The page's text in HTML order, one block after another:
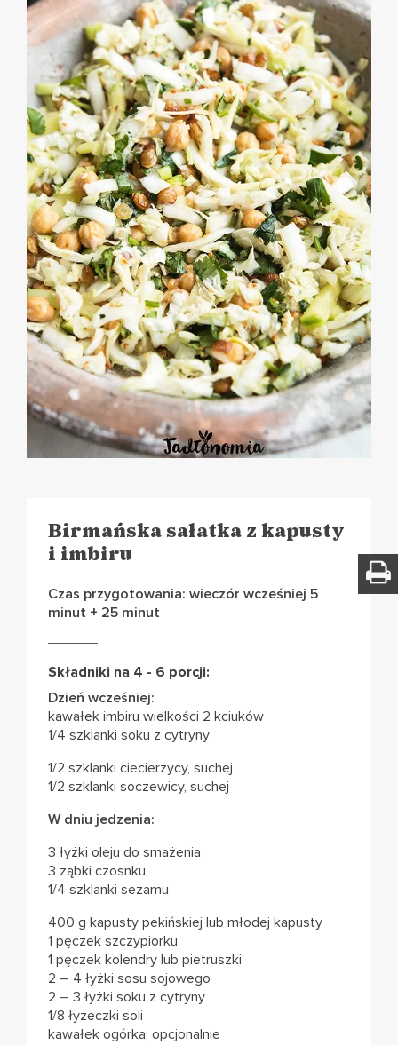
Birmańska sałatka z kapusty
i imbiru
Czas przygotowania: wieczór wcześniej 5
minut + 25 minut
Składniki na 4 - 6 porcji:
Dzień wcześniej:
kawałek imbiru wielkości 2 kciuków
1/4 szklanki soku z cytryny
1/2 szklanki ciecierzycy, suchej
1/2 szklanki soczewicy, suchej
W dniu jedzenia:
3 łyżki oleju do smażenia
3 ząbki czosnku
1/4 szklanki sezamu
400 g kapusty pekińskiej lub młodej kapusty
1 pęczek szczypiorku
1 pęczek kolendry lub pietruszki
2 – 4 łyżki sosu sojowego
2 – 3 łyżki soku z cytryny
1/8 łyżeczki soli
kawałek ogórka, opcjonalnie